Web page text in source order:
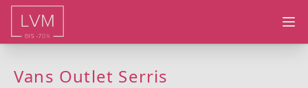
Vans Outlet Serris